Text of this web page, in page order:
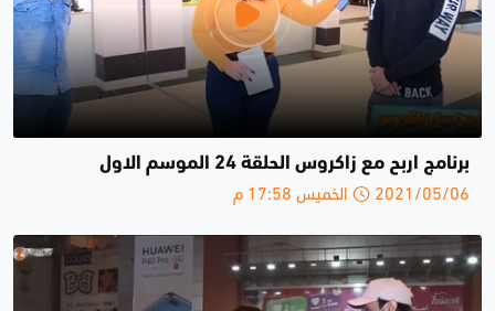
برنامج اربح مع زاكروس الحلقة 24 الموسم الاول
2021/05/06 الخميس 17:58 م